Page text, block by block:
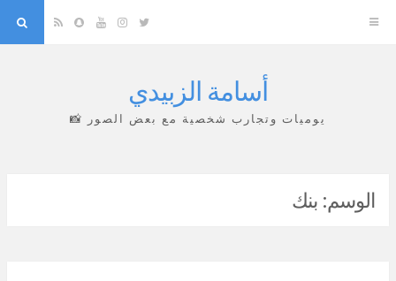
Twitter
Instagram
YouTube
Snapchat
RSS
أسامة الزبيدي
يوميات وتجارب شخصية مع بعض الصور 📸
الوسم: بنك